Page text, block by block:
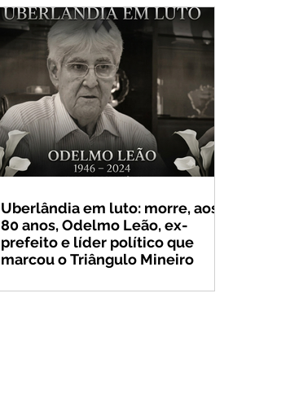
Uberlândia em luto: morre, aos
80 anos, Odelmo Leão, ex-
prefeito e líder político que
marcou o Triângulo Mineiro